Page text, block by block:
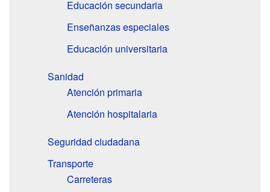
Educación secundaria
Enseñanzas especiales
Educación universitaria
Sanidad
Atención primaria
Atención hospitalaria
Seguridad ciudadana
Transporte
Carreteras